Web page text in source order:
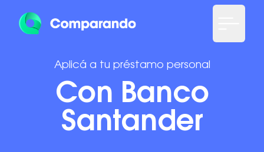
Aplicá a tu préstamo personal
Con Banco
Santander